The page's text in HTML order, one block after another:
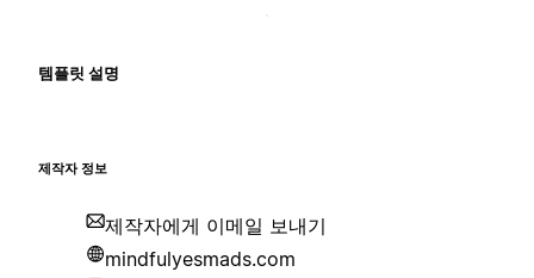
템플릿 설명
제작자 정보
제작자에게 이메일 보내기
mindfulyesmads.com